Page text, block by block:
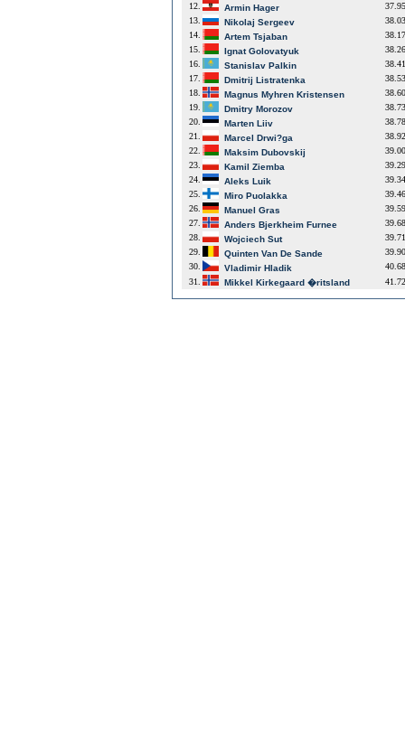
12.
Armin Hager
37.95
13.
Nikolaj Sergeev
38.03
14.
Artem Tsjaban
38.17
15.
Ignat Golovatyuk
38.26
16.
Stanislav Palkin
38.41
17.
Dmitrij Listratenka
38.53
18.
Magnus Myhren Kristensen
38.60
19.
Dmitry Morozov
38.73
20.
Marten Liiv
38.78
21.
Marcel Drwi?ga
38.92
22.
Maksim Dubovskij
39.00
23.
Kamil Ziemba
39.29
24.
Aleks Luik
39.34
25.
Miro Puolakka
39.46
26.
Manuel Gras
39.59
27.
Anders Bjerkheim Furnee
39.68
28.
Wojciech Sut
39.71
29.
Quinten Van De Sande
39.90
30.
Vladimir Hladik
40.68
31.
Mikkel Kirkegaard �ritsland 41.72